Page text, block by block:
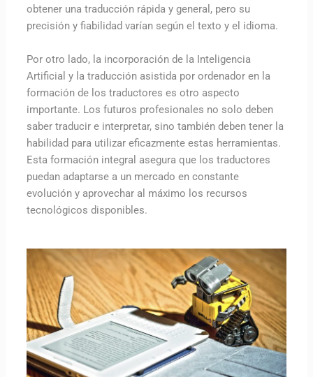
obtener una traducción rápida y general, pero su
precisión y fiabilidad varían según el texto y el idioma.
Por otro lado, la incorporación de la Inteligencia
Artificial y la traducción asistida por ordenador en la
formación de los traductores es otro aspecto
importante. Los futuros profesionales no solo deben
saber traducir e interpretar, sino también deben tener la
habilidad para utilizar eficazmente estas herramientas.
Esta formación integral asegura que los traductores
puedan adaptarse a un mercado en constante
evolución y aprovechar al máximo los recursos
tecnológicos disponibles.